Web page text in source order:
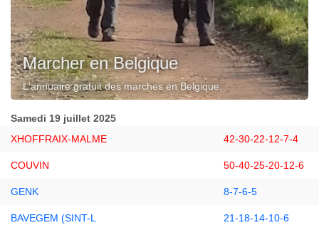
Marcher en Belgique
L'annuaire gratuit des marches en Belgique.
Samedi 19 juillet 2025
XHOFFRAIX-MALME
42-30-22-12-7-4
COUVIN 50-40-25-20-12-6
GENK 8-7-6-5
BAVEGEM (SINT-L 21-18-14-10-6